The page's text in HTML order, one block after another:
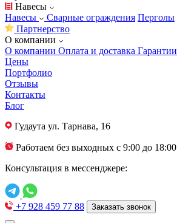
Навесы
Навесы
Сварные ограждения Перголы
Партнерство
О компании
О компании Оплата и доставка Гарантии
Цены
Портфолио
Отзывы
Контакты
Блог
Гудаута ул. Тарнава, 16
Работаем без выходных с 9:00 до 18:00
Консультация в мессенджере:
+7 928 459 77 88 Заказать звонок